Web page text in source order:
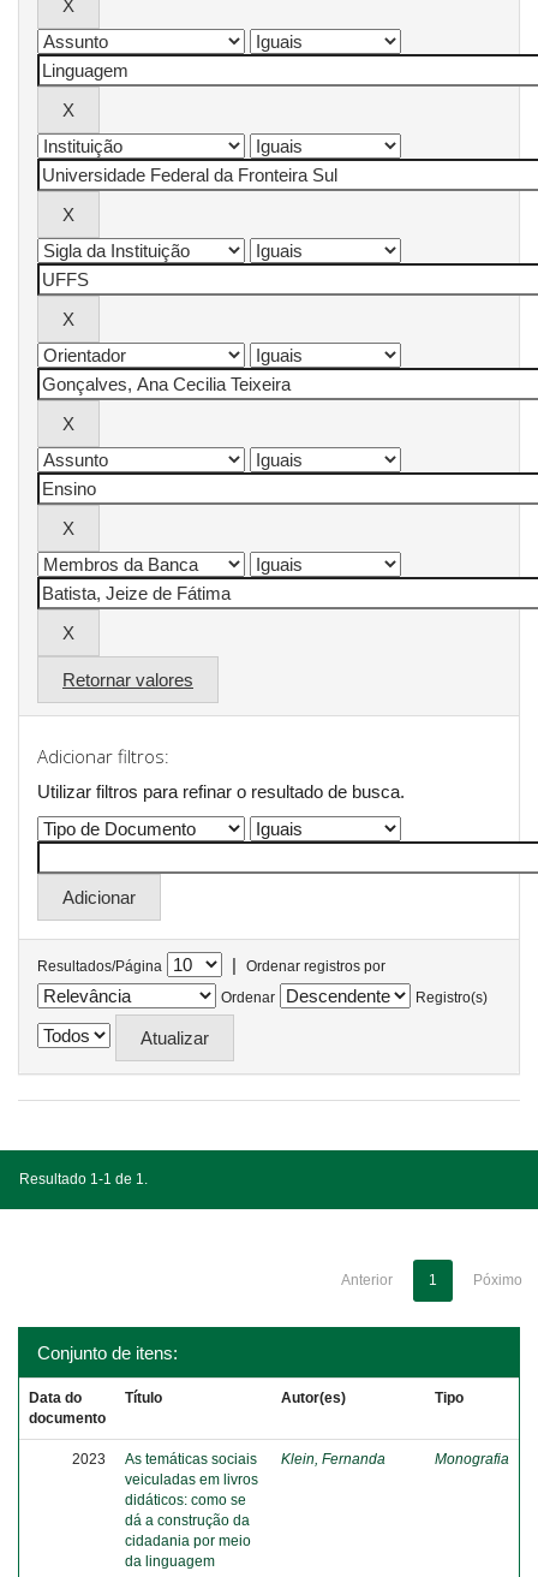
Retornar valores
Adicionar filtros:
Utilizar filtros para refinar o resultado de busca.
Resultados/Página |
Ordenar registros por
Ordenar
Registro(s)
Resultado 1-1 de 1.
Anterior 1 Póximo
Conjunto de itens:
Data do
documento
Título Autor(es) Tipo
2023
As temáticas sociais
veiculadas em livros
didáticos: como se
dá a construção da
cidadania por meio
da linguagem
Klein, Fernanda Monografia